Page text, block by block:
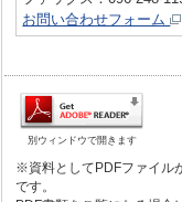
お問い合わせフォーム
別ウィンドウで開きます
※資料としてPDFファイル
です。